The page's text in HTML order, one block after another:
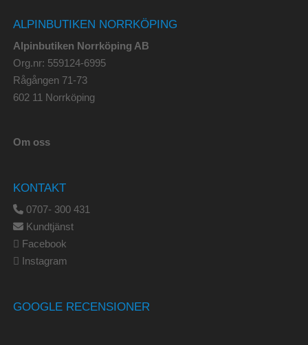
ALPINBUTIKEN NORRKÖPING
Alpinbutiken Norrköping AB
Org.nr: 559124-6995
Rågången 71-73
602 11 Norrköping
Om oss
KONTAKT
0707- 300 431
Kundtjänst
Facebook
Instagram
GOOGLE RECENSIONER